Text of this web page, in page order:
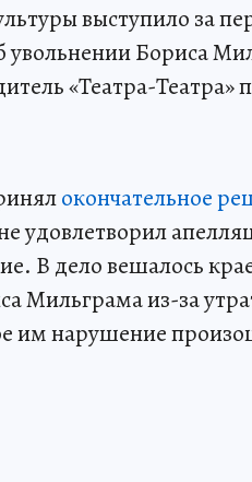
выступило за
увольнении Бориса
«Театра-Театра»
окончательное
удовлетворил
В дело вешалось
Мильграма из-за
им нарушение